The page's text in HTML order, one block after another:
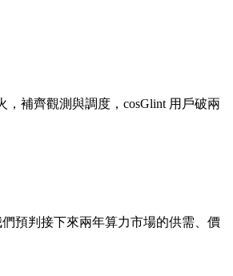
，補齊觀測與調度，cosGlint 用戶破兩
預判接下來兩年算力市場的供需、價